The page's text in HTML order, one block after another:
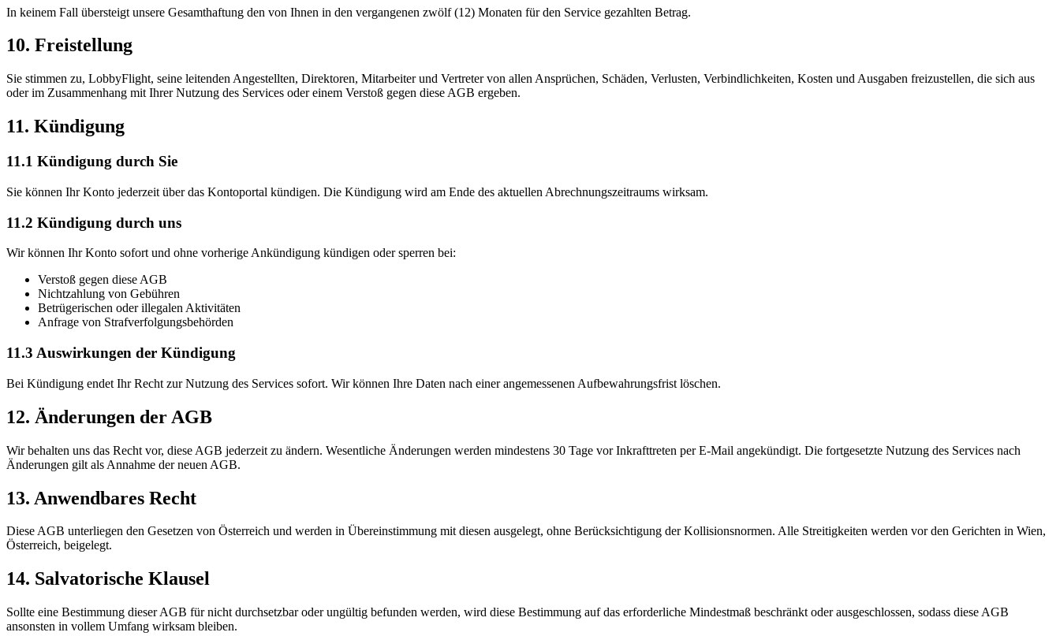
In keinem Fall übersteigt unsere Gesamthaftung den von Ihnen in den vergangenen zwölf (12) Monaten für den Service gezahlten Betrag.
10. Freistellung
Sie stimmen zu, LobbyFlight, seine leitenden Angestellten, Direktoren, Mitarbeiter und Vertreter von allen Ansprüchen, Schäden, Verlusten, Verbindlichkeiten, Kosten und Ausgaben freizustellen, die sich aus
oder im Zusammenhang mit Ihrer Nutzung des Services oder einem Verstoß gegen diese AGB ergeben.
11. Kündigung
11.1 Kündigung durch Sie
Sie können Ihr Konto jederzeit über das Kontoportal kündigen. Die Kündigung wird am Ende des aktuellen Abrechnungszeitraums wirksam.
11.2 Kündigung durch uns
Wir können Ihr Konto sofort und ohne vorherige Ankündigung kündigen oder sperren bei:
Verstoß gegen diese AGB
Nichtzahlung von Gebühren
Betrügerischen oder illegalen Aktivitäten
Anfrage von Strafverfolgungsbehörden
11.3 Auswirkungen der Kündigung
Bei Kündigung endet Ihr Recht zur Nutzung des Services sofort. Wir können Ihre Daten nach einer angemessenen Aufbewahrungsfrist löschen.
12. Änderungen der AGB
Wir behalten uns das Recht vor, diese AGB jederzeit zu ändern. Wesentliche Änderungen werden mindestens 30 Tage vor Inkrafttreten per E-Mail angekündigt. Die fortgesetzte Nutzung des Services nach
Änderungen gilt als Annahme der neuen AGB.
13. Anwendbares Recht
Diese AGB unterliegen den Gesetzen von Österreich und werden in Übereinstimmung mit diesen ausgelegt, ohne Berücksichtigung der Kollisionsnormen. Alle Streitigkeiten werden vor den Gerichten in Wien,
Österreich, beigelegt.
14. Salvatorische Klausel
Sollte eine Bestimmung dieser AGB für nicht durchsetzbar oder ungültig befunden werden, wird diese Bestimmung auf das erforderliche Mindestmaß beschränkt oder ausgeschlossen, sodass diese AGB
ansonsten in vollem Umfang wirksam bleiben.